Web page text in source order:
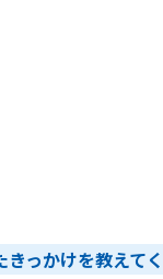
っかけを教えて